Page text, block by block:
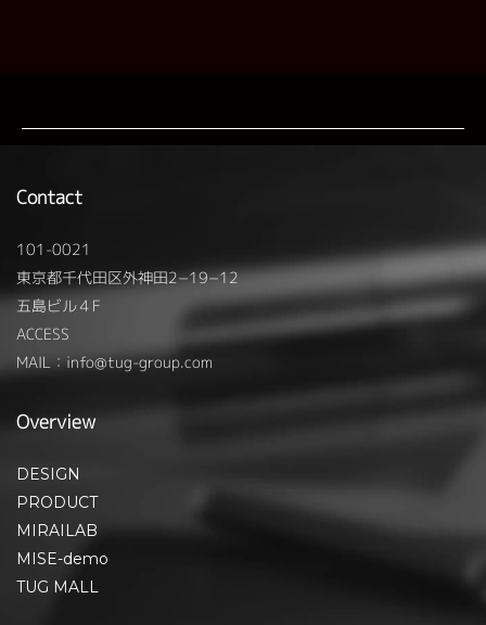
Contact
101-0021
東京都千代田区外神田2−19−12
五島ビル４F
ACCESS
MAIL：info@tug-group.com
Overview
DESIGN
PRODUCT
MIRAILAB
MISE-demo
TUG MALL